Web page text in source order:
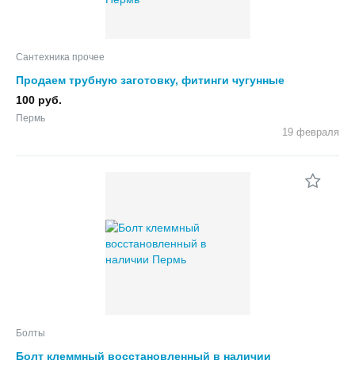
Сантехника прочее
Продаем трубную заготовку, фитинги чугунные
резьбовые черные и оцинкованные
100 руб.
Пермь
19 февраля
Болты
Болт клеммный восстановленный в наличии